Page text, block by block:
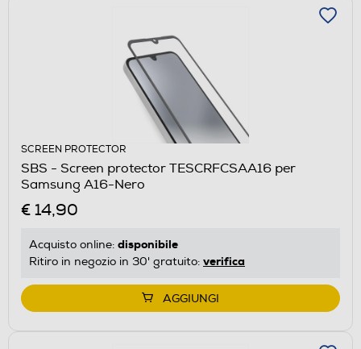
SCREEN PROTECTOR
SBS - Screen protector TESCRFCSAA16 per
Samsung A16-Nero
€ 14,90
Acquisto online: disponibile
Ritiro in negozio in 30' gratuito: verifica
AGGIUNGI